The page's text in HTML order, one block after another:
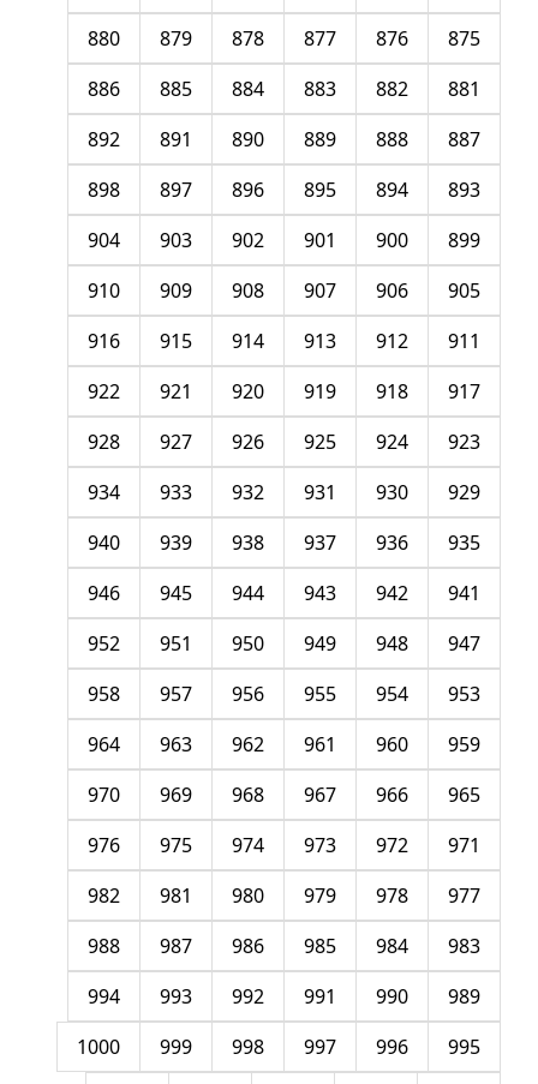
875
876
877
878
879
880
881
882
883
884
885
886
887
888
889
890
891
892
893
894
895
896
897
898
899
900
901
902
903
904
905
906
907
908
909
910
911
912
913
914
915
916
917
918
919
920
921
922
923
924
925
926
927
928
929
930
931
932
933
934
935
936
937
938
939
940
941
942
943
944
945
946
947
948
949
950
951
952
953
954
955
956
957
958
959
960
961
962
963
964
965
966
967
968
969
970
971
972
973
974
975
976
977
978
979
980
981
982
983
984
985
986
987
988
989
990
991
992
993
994
995
996
997
998
999
1000